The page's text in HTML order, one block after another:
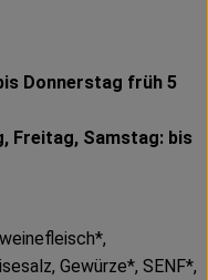
Donnerstag früh 5
Freitag, Samstag: bis
Gewürze*, SENF*,